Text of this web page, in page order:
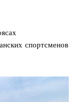
спортсменов